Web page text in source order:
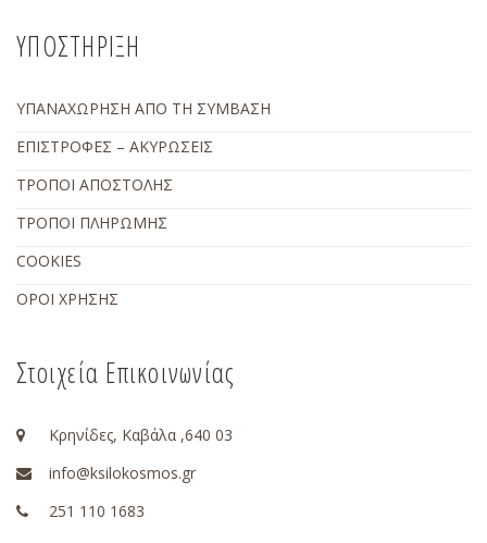
ΥΠΟΣΤΗΡΙΞΗ
ΥΠΑΝΑΧΩΡΗΣΗ ΑΠΟ ΤΗ ΣΥΜΒΑΣΗ
ΕΠΙΣΤΡΟΦΕΣ – ΑΚΥΡΩΣΕΙΣ
ΤΡΟΠΟΙ ΑΠΟΣΤΟΛΗΣ
ΤΡΟΠΟΙ ΠΛΗΡΩΜΗΣ
COOKIES
ΟΡΟΙ ΧΡΗΣΗΣ
Στοιχεία Επικοινωνίας
Κρηνίδες, Καβάλα ,640 03
info@ksilokosmos.gr
251 110 1683